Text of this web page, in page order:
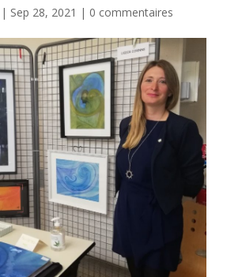
| Sep 28, 2021 | 0 commentaires